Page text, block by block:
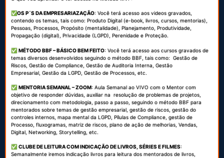
✅OS P´S DA EMPRESARIAZAÇÃO: Você terá acesso aos videos gravados,
contendo os temas, tais como: Produto Digital (e-book, livros, cursos, mentorias),
Pessoas, Processos, Propósito (mentalidade), Planejamento, Produtividade,
Propagação (digital), Privacidade (LGPD), Perenidade e Proteção.
✅ MÉTODO BBF – BÁSICO BEM FEITO: Você terá acesso aos cursos gravados de
temas diversos desenvolvidos seguindo o método BBF, tais como: Gestão de
Riscos, Gestão de Compliance, Gestão de Auditoria Interna, Gestão
Empresarial, Gestão da LGPD, Gestão de Processos, etc.
✅ MENTORIA SEMANAL – ZOOM: Aula Semanal ao VIVO com o Mentor com
objetivo de responder dúvidas, auxiliar na resolução de problemas de projetos,
direcionamento com metodologia, passo a passo, seguindo o método BBF para
mentorados sobre temas de gestão empresarial, gestão de riscos, gestão do
controles internos, mapa mental da LGPD, Pílulas de Compliance, gestão de
Processo, fluxogramas, matriz de riscos, plano de ação de melhorias, Vendas,
Digital, Networking, Storytelling, etc.
✅ CLUBE DE LEITURA COM INDICAÇÃO DE LIVROS, SÉRIES E FILMES:
Semanalmente iremos indicação livros para leitura dos mentorados de livros,